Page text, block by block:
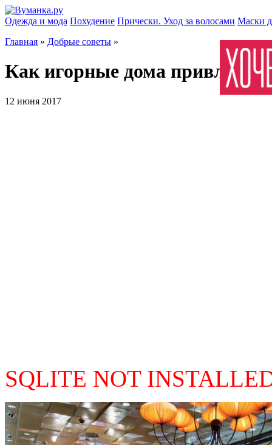
Одежда и мода Похудение Прически. Уход за волосами Маски
Главная » Добрые советы »
Как игорные дома
12 июня 2017
SQLITE NOT